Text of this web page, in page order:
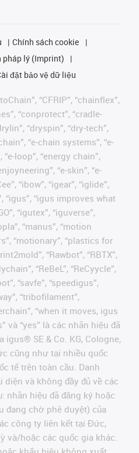
Chính sách cookie
pháp lý (Imprint)
đặt bảo vệ dữ liệu
“CFRIP”, “chainflex”,
“conprotect”, “cradle-
“dryspin”, “dry-tech”,
“e-chain systems”, “e-
loop”, “energy chain”,
“e-skin”, “e-
“ibow”, “igear”, “iglide”,
“igus”, “igus improves what
“igutex”, “iguverse”,
“manus”, “motion
“motionary”, “plastics for
“Rawbot”, “RBTX”,
“ReBeL”, “ReCyycle”,
“savfe”, “speedigus”,
“tribofilament”,
“when it moves, igus
và “yes” là các nhãn hiệu đã
SE & Co. KG, Cologne,
cũng như tại nhiều quốc
tế trên toàn cầu. Danh
diện và không đầy đủ về các
nhãn hiệu đã đăng ký hoặc
đang chờ phê duyệt) của
công ty liên kết tại Đức,
và/hoặc các quốc gia khác.